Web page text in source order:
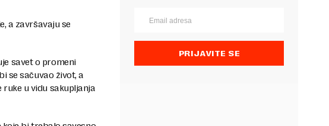
a završavaju se
savet o promeni
se sačuvao život, a
ruke u vidu sakupljanja
PRIJAVITE SE